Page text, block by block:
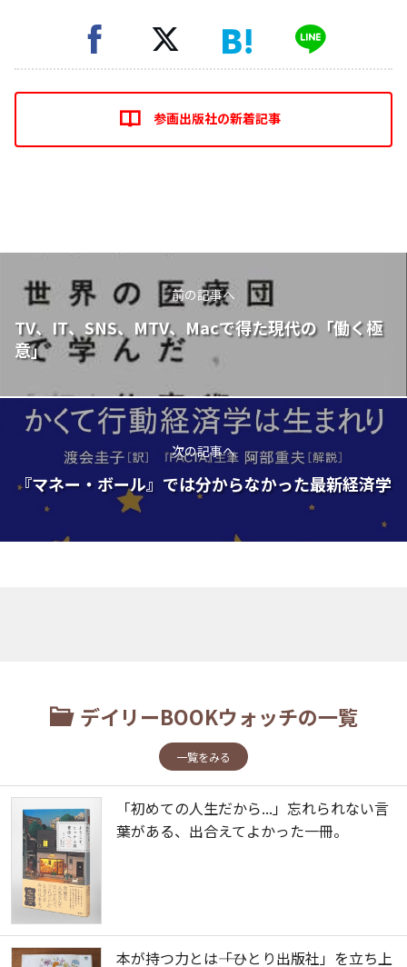
参画出版社の新着記事
前の記事へ
TV、IT、SNS、MTV、Macで得た現代の「働く極
意」
次の記事へ
『マネー・ボール』では分からなかった最新経済学
デイリーBOOKウォッチの一覧
一覧をみる
「初めての人生だから...」忘れられない言
葉がある、出合えてよかった一冊。
本が持つ力とは――「ひとり出版社」を立ち上